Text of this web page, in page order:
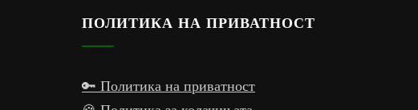
ПОЛИТИКА НА ПРИВАТНОСТ
🔑 Политика на приватност